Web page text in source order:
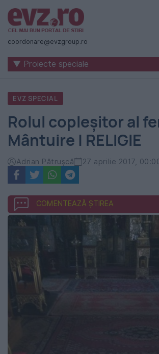
Știri
naționale
internaționale
România
-
Evenimentul
Zilei
coordonare@evzgroup.ro
▼ Proiecte speciale
EVZ SPECIAL
Rolul copleșitor al
Mântuire | RELIGIE
Adrian Pătrușcă 27 aprilie 2017,
COMENTEAZĂ ȘTIREA